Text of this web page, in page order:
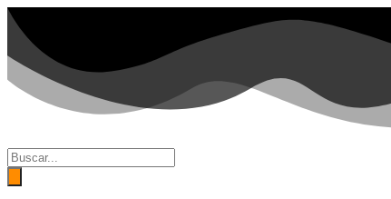
Ir
contenido
Búsqueda
de
productos